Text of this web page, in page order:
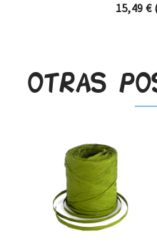
15,49€
Otras